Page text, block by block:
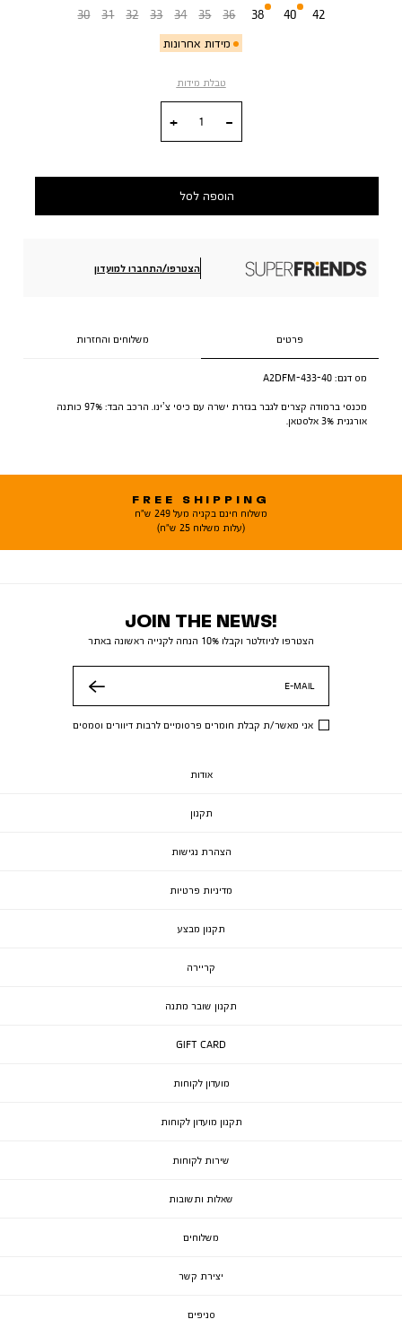
30 31 32 33 34 35 36 38
מידות אחרונות
40 42
טבלת מידות
הוספה לסל
הצטרפו/התחברו למועדון
פרטים משלוחים והחזרות
מס דגם: A2DFM-433-40
מכנסי ברמודה קצרים לגבר בגזרת ישרה עם כיסי צ’ינו. הרכב הבד: 97% כותנה
אורגנית 3% אלסטאן.
FREE SHIPPING
משלוח חינם בקניה מעל 249 ש"ח
(עלות משלוח 25 ש"ח)
JOIN THE NEWS!
הצטרפו לניוזלטר וקבלו 10% הנחה לקנייה ראשונה באתר
E-MAIL
אני מאשר/ת קבלת חומרים פרסומיים לרבות דיוורים וסמסים
אודות
תקנון
הצהרת נגישות
מדיניות פרטיות
תקנון מבצע
קריירה
תקנון שובר מתנה
GIFT CARD
מועדון לקוחות
תקנון מועדון לקוחות
שירות לקוחות
שאלות ותשובות
משלוחים
יצירת קשר
סניפים